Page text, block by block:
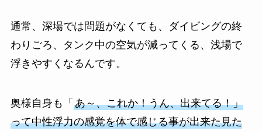
通常、深場では問題がなくても、ダイビングの終
わりごろ、タンク中の空気が減ってくる、浅場で
浮きやすくなるんです。
奥様自身も「 あ～、これか！うん、出来てる！」
って中性浮力の感覚を体で感じる事が出来た見た